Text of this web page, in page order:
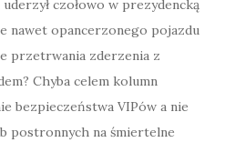
czołowo w prezydencką
nawet opancerzonego pojazdu
przetrwania zderzenia z
Chyba celem kolumn
bezpieczeństwa VIPów a nie
postronnych na śmiertelne